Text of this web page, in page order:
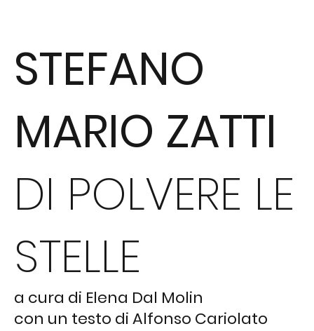
STEFANO
MARIO ZATTI
DI POLVERE LE
STELLE
a cura di Elena Dal Molin
con un testo di Alfonso Cariolato